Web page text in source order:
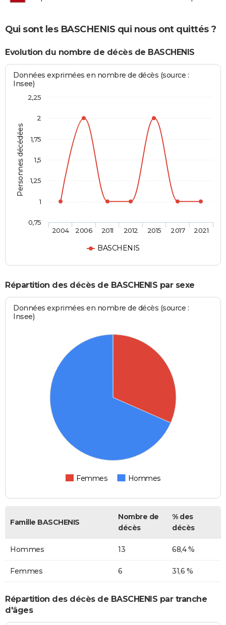
Qui sont les BASCHENIS qui nous ont quittés ?
Evolution du nombre de décès de BASCHENIS
Personnes décédées
Données exprimées en nombre de décès (source :
Insee)
BASCHENIS
2004 2006 2011 2012 2015 2017 2021
0,75
1
1,25
1,5
1,75
2
2,25
Répartition des décès de BASCHENIS par sexe
Données exprimées en nombre de décès (source :
Insee)
Femmes Hommes
Famille BASCHENIS
Nombre de
décès
% des
décès
Hommes 13 68,4 %
Femmes 6 31,6 %
Répartition des décès de BASCHENIS par tranche
d'âges